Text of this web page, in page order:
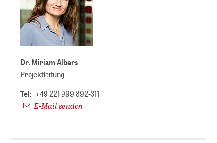
Dr. Miriam Albers
Projektleitung
Tel: +49 221 999 892-311
E-Mail senden